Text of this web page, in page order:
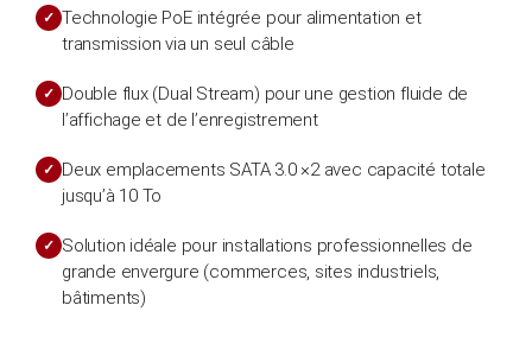
Technologie PoE intégrée pour alimentation et
transmission via un seul câble
Double flux (Dual Stream) pour une gestion fluide de
l’affichage et de l’enregistrement
Deux emplacements SATA 3.0 ×2 avec capacité totale
jusqu’à 10 To
Solution idéale pour installations professionnelles de
grande envergure (commerces, sites industriels,
bâtiments)